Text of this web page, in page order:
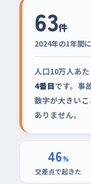
63件
2024年の1年間
人口10万人あ
4番目です。事
数字が大きい
ありません。
46%
交差点で起きた